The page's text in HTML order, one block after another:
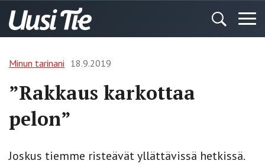
Minun tarinani 18.9.2019
”Rakkaus karkottaa
pelon”
Joskus tiemme risteävät ­yllättävissä hetkissä.